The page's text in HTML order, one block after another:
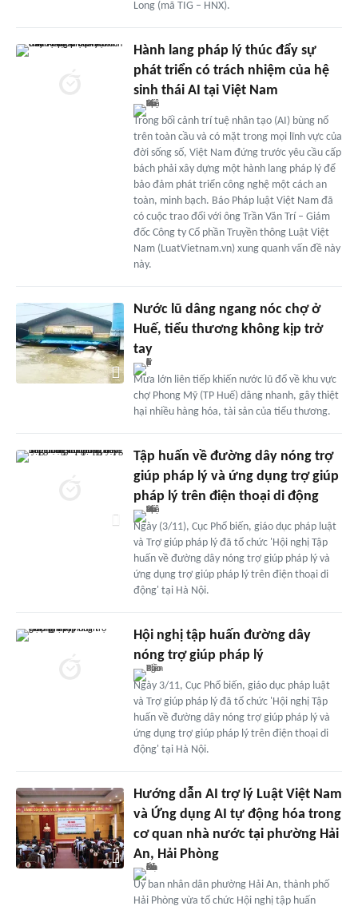
Long (mã TIG – HNX).
Hành lang pháp lý thúc đẩy sự
phát triển có trách nhiệm của hệ
sinh thái AI tại Việt Nam
Trong bối cảnh trí tuệ nhân tạo (AI) bùng nổ
trên toàn cầu và có mặt trong mọi lĩnh vực của
đời sống số, Việt Nam đứng trước yêu cầu cấp
bách phải xây dựng một hành lang pháp lý để
bảo đảm phát triển công nghệ một cách an
toàn, minh bạch. Báo Pháp luật Việt Nam đã
có cuộc trao đổi với ông Trần Văn Trí – Giám
đốc Công ty Cổ phần Truyền thông Luật Việt
Nam (LuatVietnam.vn) xung quanh vấn đề này
này.
Nước lũ dâng ngang nóc chợ ở
Huế, tiểu thương không kịp trở
tay
Mưa lớn liên tiếp khiến nước lũ đổ về khu vực
chợ Phong Mỹ (TP Huế) dâng nhanh, gây thiệt
hại nhiều hàng hóa, tài sản của tiểu thương.
Tập huấn về đường dây nóng trợ
giúp pháp lý và ứng dụng trợ giúp
pháp lý trên điện thoại di động
Ngày (3/11), Cục Phổ biến, giáo dục pháp luật
và Trợ giúp pháp lý đã tổ chức 'Hội nghị Tập
huấn về đường dây nóng trợ giúp pháp lý và
ứng dụng trợ giúp pháp lý trên điện thoại di
động' tại Hà Nội.
Hội nghị tập huấn đường dây
nóng trợ giúp pháp lý
Ngày 3/11, Cục Phổ biến, giáo dục pháp luật
và Trợ giúp pháp lý đã tổ chức 'Hội nghị Tập
huấn về đường dây nóng trợ giúp pháp lý và
ứng dụng trợ giúp pháp lý trên điện thoại di
động' tại Hà Nội.
Hướng dẫn AI trợ lý Luật Việt Nam
và Ứng dụng AI tự động hóa trong
cơ quan nhà nước tại phường Hải
An, Hải Phòng
Ủy ban nhân dân phường Hải An, thành phố
Hải Phòng vừa tổ chức Hội nghị tập huấn